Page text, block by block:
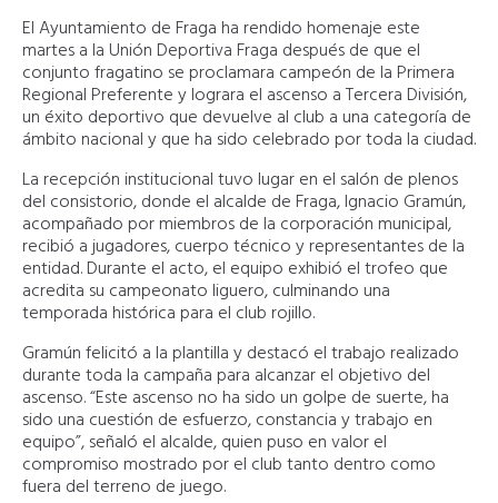
El Ayuntamiento de Fraga ha rendido homenaje este
martes a la Unión Deportiva Fraga después de que el
conjunto fragatino se proclamara campeón de la Primera
Regional Preferente y lograra el ascenso a Tercera División,
un éxito deportivo que devuelve al club a una categoría de
ámbito nacional y que ha sido celebrado por toda la ciudad.
La recepción institucional tuvo lugar en el salón de plenos
del consistorio, donde el alcalde de Fraga, Ignacio Gramún,
acompañado por miembros de la corporación municipal,
recibió a jugadores, cuerpo técnico y representantes de la
entidad. Durante el acto, el equipo exhibió el trofeo que
acredita su campeonato liguero, culminando una
temporada histórica para el club rojillo.
Gramún felicitó a la plantilla y destacó el trabajo realizado
durante toda la campaña para alcanzar el objetivo del
ascenso. “Este ascenso no ha sido un golpe de suerte, ha
sido una cuestión de esfuerzo, constancia y trabajo en
equipo”, señaló el alcalde, quien puso en valor el
compromiso mostrado por el club tanto dentro como
fuera del terreno de juego.